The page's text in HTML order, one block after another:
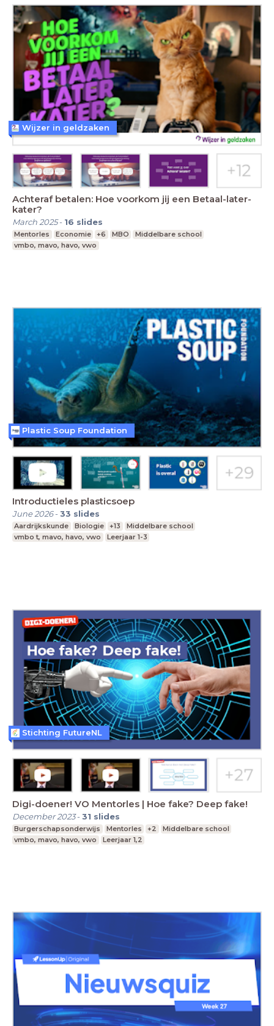
Achteraf betalen: Hoe voorkom jij een Betaal-later-
kater?
March 2025- 16 slides
Mentorles Economie +6 MBO
Middelbare school
vmbo, mavo, havo, vwo
Wijzer in geldzaken
Introductieles plasticsoep
June 2026-33 slides
Aardrijkskunde Biologie +13
Middelbare school
vmbo t, mavo, havo, vwo
Leerjaar 1-3
Plastic Soup Foundation
Digi-doener! VO Mentorles | Hoe fake? Deep fake!
December 2023-31 slides
Burgerschapsonderwijs Mentorles +2
Middelbare school
vmbo, mavo, havo, vwo
Leerjaar 1,2
Stichting FutureNL